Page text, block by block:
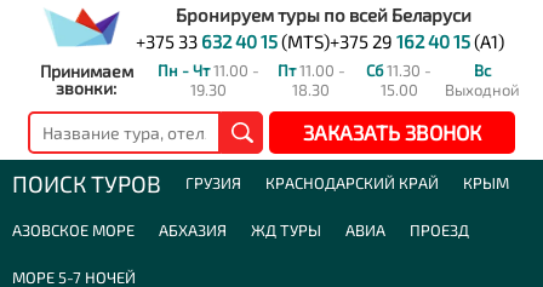
Бронируем туры по всей Беларуси
+375 33 632 40 15(MTS)+375 29 162 40 15(A1)
Принимаем
звонки:
Пн - Чт11.00 -
19.30
Пт11.00 -
18.30
Сб11.30 -
15.00
Вс
Выходной
ЗАКАЗАТЬ ЗВОНОК
ПОИСК ТУРОВ ГРУЗИЯ КРАСНОДАРСКИЙ КРАЙ КРЫМ
АЗОВСКОЕ МОРЕ АБХАЗИЯ ЖД ТУРЫ АВИА ПРОЕЗД
МОРЕ 5-7 НОЧЕЙ